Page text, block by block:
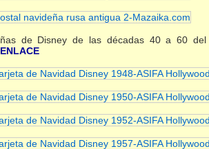
de Disney de las décadas 40 a 60
ENLACE